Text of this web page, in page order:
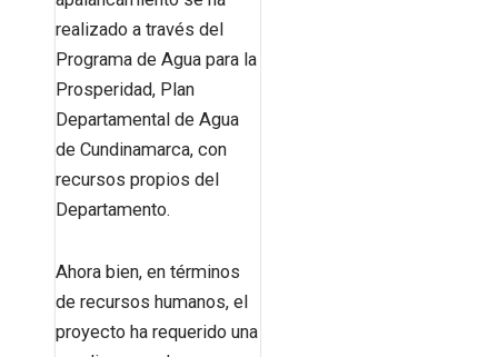
realizado a través del
Programa de Agua para la
Prosperidad, Plan
Departamental de Agua
de Cundinamarca, con
recursos propios del
Departamento.
Ahora bien, en términos
de recursos humanos, el
proyecto ha requerido una